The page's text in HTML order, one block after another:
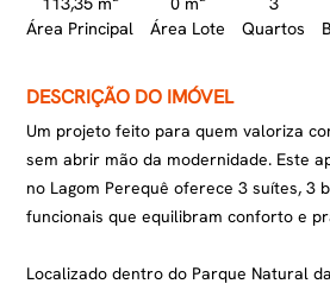
Área Principal
Área Lote
Quartos
DESCRIÇÃO DO IMÓVEL
Um projeto feito para quem valoriza
sem abrir mão da modernidade. Este
no Lagom Perequê oferece 3 suítes, 3
funcionais que equilibram conforto e
Localizado dentro do Parque Natural